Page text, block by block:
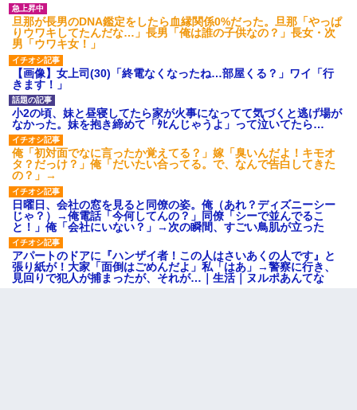
旦那が長男のDNA鑑定をしたら血縁関係0%だった。旦那「やっぱ
りウワキしてたんだな…」長男「俺は誰の子供なの？」長女・次
男「ウワキ女！」
【画像】女上司(30)「終電なくなったね…部屋くる？」ワイ「行
きます！」
小2の頃、妹と昼寝してたら家が火事になってて気づくと逃げ場が
なかった。妹を抱き締めて「ﾀﾋんじゃうよ」って泣いてたら…
俺「初対面でなに言ったか覚えてる？」嫁「臭いんだよ！キモオ
タ？だっけ？」俺「だいたい合ってる。で、なんで告白してきた
の？」→
日曜日、会社の窓を見ると同僚の姿。俺（あれ？ディズニーシー
じゃ？）→俺電話「今何してんの？」同僚「シーで並んでるこ
と！」俺「会社にいない？」→次の瞬間、すごい鳥肌が立った
アパートのドアに『ハンザイ者！この人はさいあくの人です』と
張り紙が！大家「面倒はごめんだよ」私「はあ」→警察に行き、
見回りで犯人が捕まったが、それが…｜生活｜ヌルポあんてな